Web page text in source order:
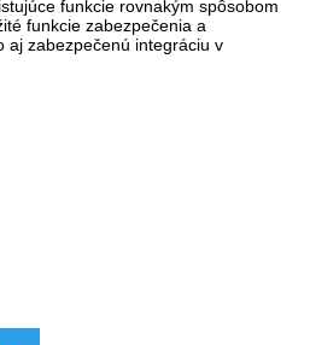
funkcie rovnakým spôsobom
funkcie zabezpečenia a
aj zabezpečenú integráciu v